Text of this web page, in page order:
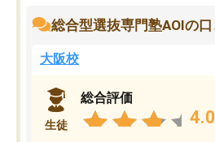
総合型選抜専門塾AOIの
大阪校
生徒
総合評価
4.0